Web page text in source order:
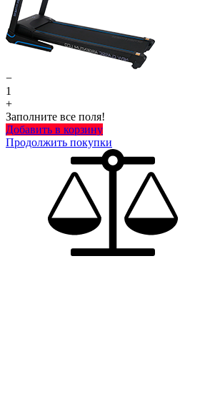
−
1
+
Заполните все поля!
Добавить в корзину
Продолжить покупки